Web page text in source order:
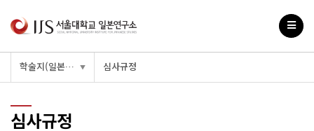
학술지(일본비평) ▼ 심사규정
심사규정